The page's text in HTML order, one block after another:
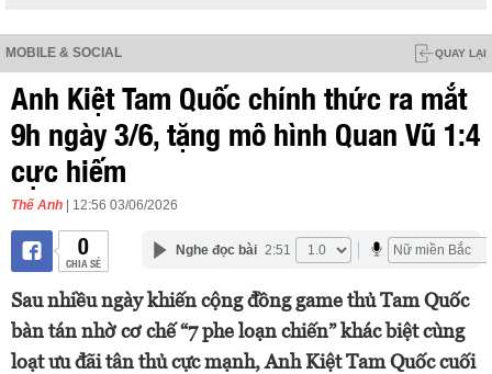
MOBILE & SOCIAL QUAY LẠI
Anh Kiệt Tam Quốc chính thức ra mắt
9h ngày 3/6, tặng mô hình Quan Vũ 1:4
cực hiếm
Thế Anh | 12:56 03/06/2026
0
CHIA SẺ
Nghe đọc bài 2:51
Sau nhiều ngày khiến cộng đồng game thủ Tam Quốc
bàn tán nhờ cơ chế “7 phe loạn chiến” khác biệt cùng
loạt ưu đãi tân thủ cực mạnh, Anh Kiệt Tam Quốc cuối